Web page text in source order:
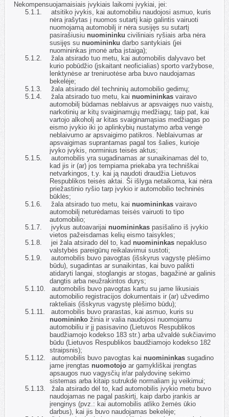
Nekompensuojamaisiais įvykiais laikomi įvykiai, jei:
5.1.1.
atsitiko įvykis, kai automobiliu naudojosi asmuo, kuris
nėra įrašytas į nuomos sutartį kaip galintis vairuoti
nuomojamą automobilį ir nėra susijęs su sutartį
pasirašiusiu nuomininku civiliniais ryšiais arba nėra
susijęs su nuomininku darbo santykiais (jei
nuomininkas įmonė arba įstaiga);
5.1.2.
žala atsirado tuo metu, kai automobilis dalyvavo bet
kurio pobūdžio (įskaitant neoficialias) sporto varžybose,
lenktynėse ar treniruotėse arba buvo naudojamas
bekelėje;
5.1.3.
žala atsirado dėl techninių automobilio gedimų;
5.1.4.
žala atsirado tuo metu, kai nuomininkas vairavo
automobilį būdamas neblaivus ar apsvaigęs nuo vaistų,
narkotinių ar kitų svaiginamųjų medžiagų; taip pat, kai
vartojo alkoholį ar kitas svaiginamąsias medžiagas po
eismo įvykio iki jo aplinkybių nustatymo arba vengė
neblaivumo ar apsvaigimo patikros. Neblaivumas ar
apsvaigimas suprantamas pagal tos šalies, kurioje
įvyko įvykis, norminius teisės aktus;
5.1.5.
automobilis yra sugadinamas ar sunaikinamas dėl to,
kad jis ir (ar) jos tempiama priekaba yra techniškai
netvarkingos, t.y. kai ją naudoti draudžia Lietuvos
Respublikos teisės aktai. Ši išlyga netaikoma, kai nėra
priežastinio ryšio tarp įvykio ir automobilio techninės
būklės;
5.1.6.
žala atsirado tuo metu, kai nuomininkas vairavo
automobilį neturėdamas teisės vairuoti to tipo
automobilio;
5.1.7.
įvykus autoavarijai nuomininkas pasišalino iš įvykio
vietos pažeisdamas kelių eismo taisykles;
5.1.8.
jei žala atsirado dėl to, kad nuomininkas nepakluso
valstybės pareigūnų reikalavimui sustoti;
5.1.9.
automobilis buvo pavogtas (išskyrus vagystę plėšimo
būdu), sugadintas ar sunaikintas, kai buvo palikti
atidaryti langai, stoglangis ar stogas, bagažinė ar galinis
dangtis arba neužrakintos durys;
5.1.10.
automobilis buvo pavogtas kartu su jame likusiais
automobilio registracijos dokumentais ir (ar) užvedimo
rakteliais (išskyrus vagystę plėšimo būdu);
5.1.11.
automobilis buvo prarastas, kai asmuo, kuris su
nuomininko žinia ir valia naudojosi nuomojamu
automobiliu ir jį pasisavino (Lietuvos Respublikos
baudžiamojo kodekso 183 str.) arba užvaldė sukčiavimo
būdu (Lietuvos Respublikos baudžiamojo kodekso 182
straipsnis);
5.1.12.
automobilis buvo pavogtas kai nuomininkas sugadino
jame įrengtas nuomotojo ar gamykliškai įrengtas
apsaugos nuo vagysčių ir/ar palydovinę sekimo
sistemas arba kitaip sutrukdė normaliam jų veikimui;
5.1.13.
žala atsirado dėl to, kad automobilis įvykio metu buvo
naudojamas ne pagal paskirtį, kaip darbo įrankis ar
įrenginys (pvz.: kai automobilis atliko žemės ūkio
darbus), kai jis buvo naudojamas bekelėje;